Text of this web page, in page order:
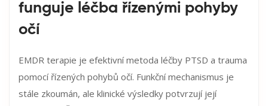
funguje léčba řízenými pohyby
očí
EMDR terapie je efektivní metoda léčby PTSD a trauma
pomocí řízených pohybů očí. Funkční mechanismus je
stále zkoumán, ale klinické výsledky potvrzují její